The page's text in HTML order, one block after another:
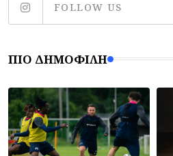
FOLLOW US
ΠΙΟ ΔΗΜΟΦΙΛΉ